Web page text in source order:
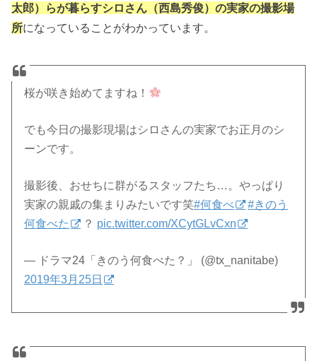
太郎）らが暮らすシロさん（西島秀俊）の実家の撮影場
所になっていることがわかっています。
桜が咲き始めてますね！
でも今日の撮影現場はシロさんの実家でお正月のシ
ーンです。
撮影後、おせちに群がるスタッフたち…。やっぱり
実家の親戚の集まりみたいです笑#何食べ
#きのう
何食べた
？ pic.twitter.com/XCytGLvCxn
— ドラマ24「きのう何食べた？」 (@tx_nanitabe)
2019年3月25日